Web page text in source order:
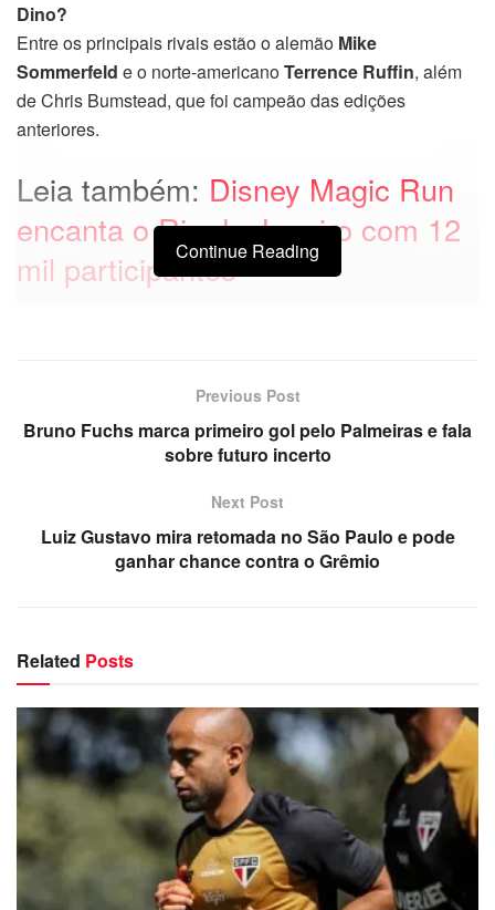
Dino?
Entre os principais rivais estão o alemão Mike
Sommerfeld e o norte-americanoTerrence Ruffin, além
de Chris Bumstead, que foi campeão das edições
anteriores.
Leia também: Disney Magic Run
encanta o Rio de Janeiro com 12
mil participantesContinue Reading
Previous Post
Bruno Fuchs marca primeiro gol pelo Palmeiras e fala
sobre futuro incerto
Next Post
Luiz Gustavo mira retomada no São Paulo e pode
ganhar chance contra o Grêmio
Related Posts